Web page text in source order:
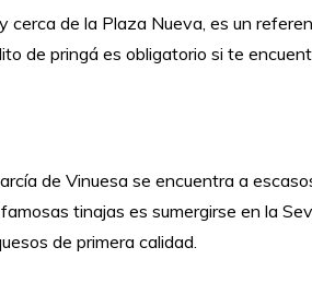
cerca de la Plaza Nueva, es un
de pringá es obligatorio si te
de Vinuesa se encuentra a
tinajas es sumergirse en la
de primera calidad.